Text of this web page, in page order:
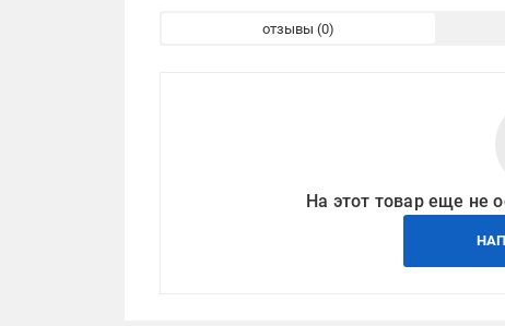
отзывы
На этот товар еще не